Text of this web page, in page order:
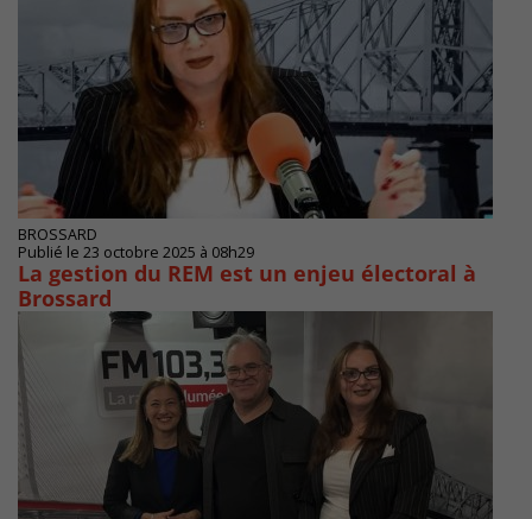
BROSSARD
Publié le 23 octobre 2025 à 08h29
La gestion du REM est un enjeu électoral à
Brossard